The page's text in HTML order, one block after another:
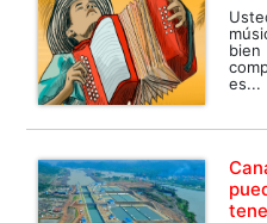
es...